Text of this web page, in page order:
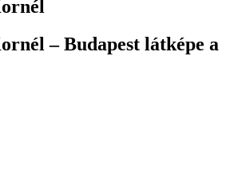
– Budapest látképe a